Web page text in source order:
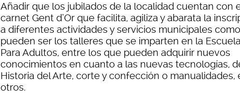
Añadir que los jubilados de la localidad cuentan con
carnet Gent d’Or que facilita, agiliza y abarata la
a diferentes actividades y servicios municipales como
pueden ser los talleres que se imparten en la
Para Adultos, entre los que pueden adquirir nuevos
conocimientos en cuanto a las nuevas tecnologías,
Historia del Arte, corte y confección o manualidades,
otros.